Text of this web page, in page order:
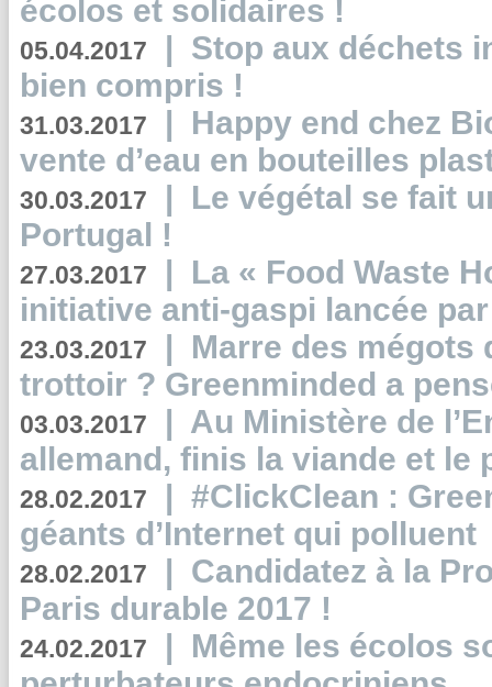
écolos et solidaires !
05.04.2017 | Stop aux déchets
bien compris !
31.03.2017 | Happy end chez
vente d’eau en bouteilles
30.03.2017 | Le végétal se fait
Portugal !
27.03.2017 | La « Food Waste
initiative anti-gaspi lancée
23.03.2017 | Marre des mégots
trottoir ? Greenminded a
03.03.2017 | Au Ministère de
allemand, finis la viande et le
28.02.2017 | #ClickClean :
géants d’Internet qui polluent
28.02.2017 | Candidatez à la
Paris durable 2017 !
24.02.2017 | Même les écolos